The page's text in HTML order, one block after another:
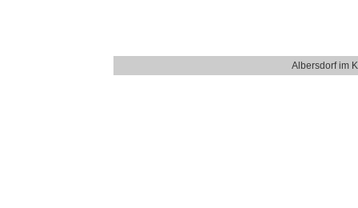
Albersdorf im